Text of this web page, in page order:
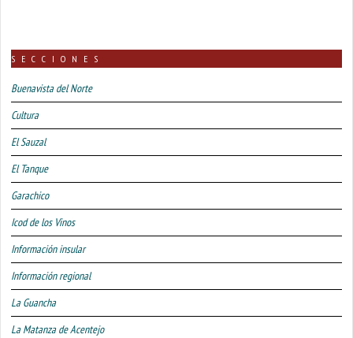
SECCIONES
Buenavista del Norte
Cultura
El Sauzal
El Tanque
Garachico
Icod de los Vinos
Información insular
Información regional
La Guancha
La Matanza de Acentejo